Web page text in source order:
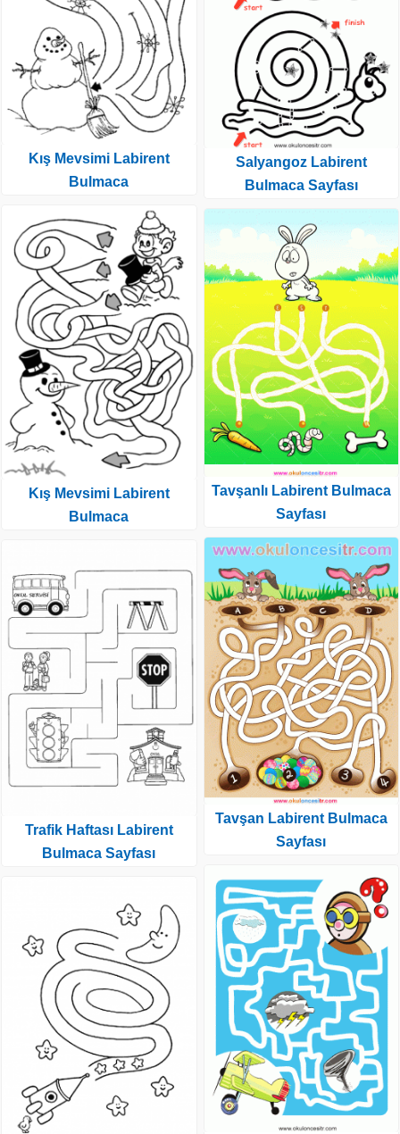
Kış Mevsimi Labirent
Bulmaca
Kış Mevsimi Labirent
Bulmaca
Trafik Haftası Labirent
Bulmaca Sayfası
Salyangoz Labirent
Bulmaca Sayfası
Tavşanlı Labirent Bulmaca
Sayfası
Tavşan Labirent Bulmaca
Sayfası